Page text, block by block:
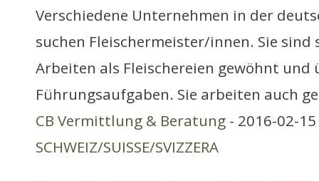
Verschiedene Unternehmen in der
suchen Fleischermeister/innen. Sie sind
Arbeiten als Fleischereien gewöhnt und
Führungsaufgaben. Sie arbeiten auch
CB Vermittlung & Beratung - 2016-02-
SCHWEIZ/SUISSE/SVIZZERA